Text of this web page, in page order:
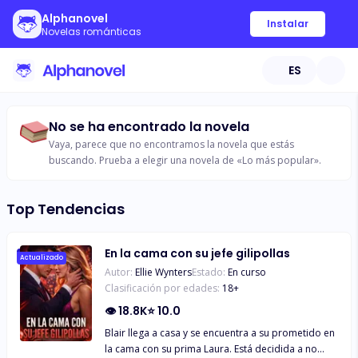
Alphanovel
Novelas románticas
Instalar
ES
No se ha encontrado la novela
Vaya, parece que no encontramos la novela que estás
buscando. Prueba a elegir una novela de «Lo más popular».
Top Tendencias
Actualizado En la cama con su jefe gilipollas
Autor: Ellie WyntersEstado: En curso
Clasificación por edades: 18+
👁18.8K⭐10.0
Blair llega a casa y se encuentra a su prometido en
la cama con su prima Laura. Está decidida a no